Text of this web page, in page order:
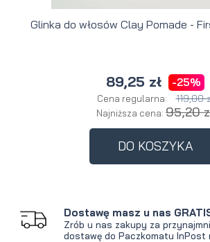
Glinka do włosów Clay Pomade -
89,25 zł -25%
Cena regularna: 119,00
Najniższa cena: 95,20
DO KOSZYKA
Dostawę masz u nas
Zrób u nas zakupy za
dostawę do Paczkomatu InPost